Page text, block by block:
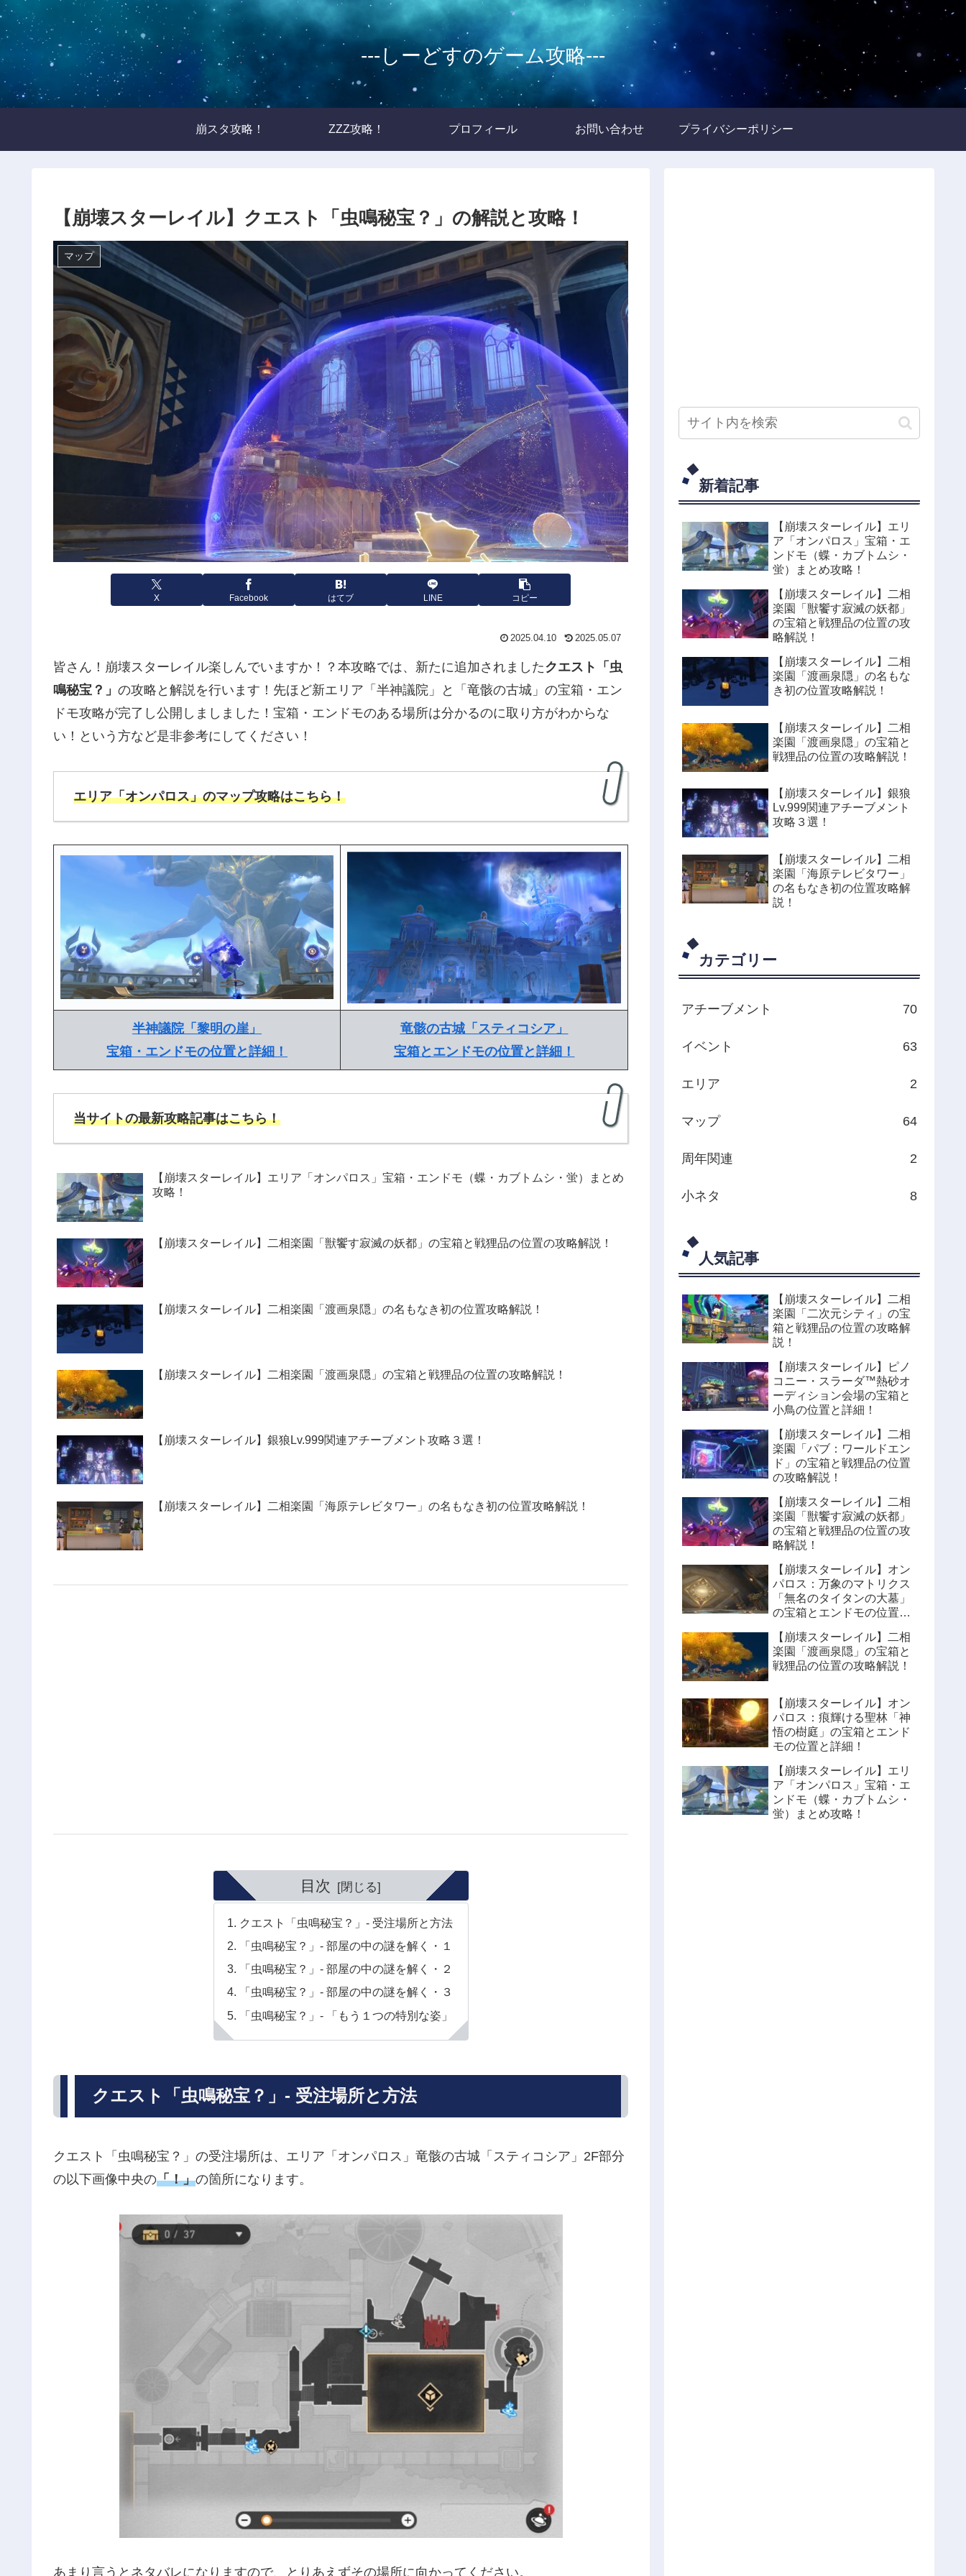
---しーどすのゲーム攻略---
崩スタ攻略！ ZZZ攻略！ プロフィール お問い合わせ プライバシーポリシー
【崩壊スターレイル】クエスト「虫鳴秘宝？」の解説と攻略！
マップ
X Facebook はてブ LINE コピー
2025.04.10 2025.05.07
皆さん！崩壊スターレイル楽しんでいますか！？本攻略では、新たに追加されましたクエスト「虫
鳴秘宝？」 の攻略と解説を行います！先ほど新エリア「半神議院」と「竜骸の古城」の宝箱・エン
ドモ攻略が完了し公開しましました！宝箱・エンドモのある場所は分かるのに取り方がわからな
い！という方など是非参考にしてください！
エリア「オンパロス」のマップ攻略はこちら！
半神議院「黎明の崖」
宝箱・エンドモの位置と詳細！
竜骸の古城「スティコシア」
宝箱とエンドモの位置と詳細！
当サイトの最新攻略記事はこちら！
【崩壊スターレイル】エリア「オンパロス」宝箱・エンドモ（蝶・カブトムシ・蛍）まとめ
攻略！
【崩壊スターレイル】二相楽園「獣饗す寂滅の妖都」の宝箱と戦狸品の位置の攻略解説！
【崩壊スターレイル】二相楽園「渡画泉隠」の名もなき初の位置攻略解説！
【崩壊スターレイル】二相楽園「渡画泉隠」の宝箱と戦狸品の位置の攻略解説！
【崩壊スターレイル】銀狼Lv.999関連アチーブメント攻略３選！
【崩壊スターレイル】二相楽園「海原テレビタワー」の名もなき初の位置攻略解説！
目次
クエスト「虫鳴秘宝？」- 受注場所と方法
「虫鳴秘宝？」- 部屋の中の謎を解く・１
「虫鳴秘宝？」- 部屋の中の謎を解く・２
「虫鳴秘宝？」- 部屋の中の謎を解く・３
「虫鳴秘宝？」- 「もう１つの特別な姿」
クエスト「虫鳴秘宝？」- 受注場所と方法
クエスト「虫鳴秘宝？」の受注場所は、エリア「オンパロス」竜骸の古城「スティコシア」2F部分
の以下画像中央の「！」の箇所になります。
あまり言うとネタバレになりますので、とりあえずその場所に向かってください。
新着記事
【崩壊スターレイル】エリ
ア「オンパロス」宝箱・エ
ンドモ（蝶・カブトムシ・
蛍）まとめ攻略！
【崩壊スターレイル】二相
楽園「獣饗す寂滅の妖都」
の宝箱と戦狸品の位置の攻
略解説！
【崩壊スターレイル】二相
楽園「渡画泉隠」の名もな
き初の位置攻略解説！
【崩壊スターレイル】二相
楽園「渡画泉隠」の宝箱と
戦狸品の位置の攻略解説！
【崩壊スターレイル】銀狼
Lv.999関連アチーブメント
攻略３選！
【崩壊スターレイル】二相
楽園「海原テレビタワー」
の名もなき初の位置攻略解
説！
カテゴリー
アチーブメント 70
イベント 63
エリア 2
マップ 64
周年関連 2
小ネタ 8
人気記事
【崩壊スターレイル】二相
楽園「二次元シティ」の宝
箱と戦狸品の位置の攻略解
説！
【崩壊スターレイル】ピノ
コニー・スラーダ™熱砂オ
ーディション会場の宝箱と
小鳥の位置と詳細！
【崩壊スターレイル】二相
楽園「パブ：ワールドエン
ド」の宝箱と戦狸品の位置
の攻略解説！
【崩壊スターレイル】二相
楽園「獣饗す寂滅の妖都」
の宝箱と戦狸品の位置の攻
略解説！
【崩壊スターレイル】オン
パロス：万象のマトリクス
「無名のタイタンの大墓」
の宝箱とエンドモの位置と
【崩壊スターレイル】二相
楽園「渡画泉隠」の宝箱と
戦狸品の位置の攻略解説！
【崩壊スターレイル】オン
パロス：痕輝ける聖林「神
悟の樹庭」の宝箱とエンド
モの位置と詳細！
【崩壊スターレイル】エリ
ア「オンパロス」宝箱・エ
ンドモ（蝶・カブトムシ・
蛍）まとめ攻略！